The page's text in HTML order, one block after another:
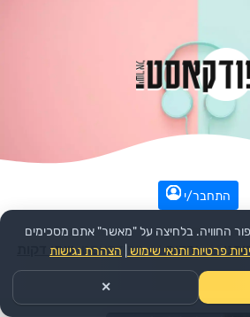
התחבר/י
>> יהדות >>הפודקאסט: שתי דקות
החוויה. בלחיצה על "מאשר" אתם מסכימים
פרטיות ותנאי שימוש הצהרת נגישות
✕